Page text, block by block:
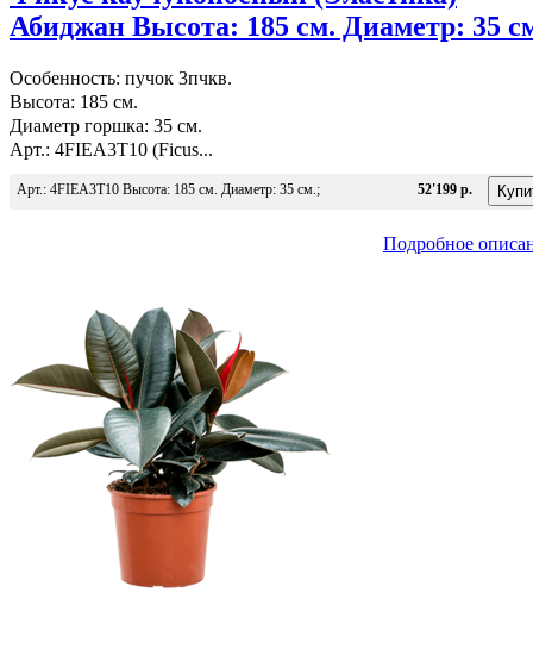
Абиджан Высота: 185 см. Диаметр: 35
Особенность: пучок 3пчкв.
Высота: 185 см.
Диаметр горшка: 35 см.
Арт.: 4FIEA3T10 (Ficus...
Арт.: 4FIEA3T10 Высота: 185 см. Диаметр: 35 см.; 52'199 р.
Подробное